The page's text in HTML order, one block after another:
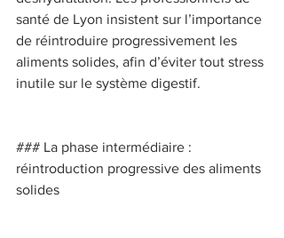
santé de Lyon insistent sur l’importance
de réintroduire progressivement les
aliments solides, afin d’éviter tout stress
inutile sur le système digestif.
### La phase intermédiaire :
réintroduction progressive des aliments
solides